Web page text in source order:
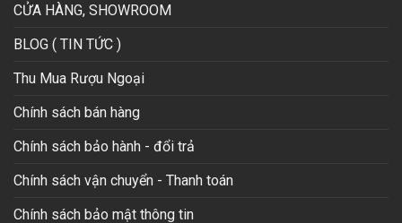
CỬA HÀNG, SHOWROOM
BLOG ( TIN TỨC )
Thu Mua Rượu Ngoại
Chính sách bán hàng
Chính sách bảo hành - đổi trả
Chính sách vận chuyển - Thanh toán
Chính sách bảo mật thông tin